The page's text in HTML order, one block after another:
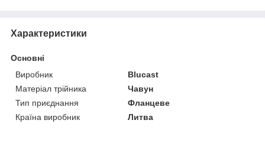
Характеристики
Основні
Виробник
Blucast
Матеріал трійника
Чавун
Тип приєднання
Фланцеве
Країна виробник
Литва